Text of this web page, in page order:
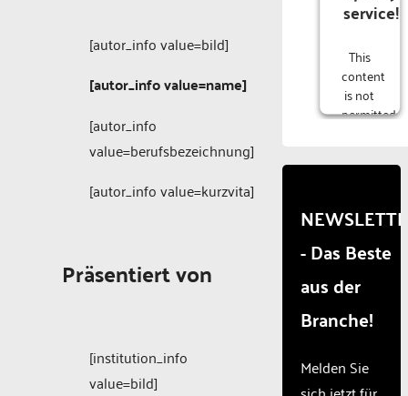
[autor_info value=bild]
[autor_info value=name]
[autor_info
value=berufsbezeichnung]
[autor_info value=kurzvita]
Präsentiert von
[institution_info
value=bild]
service!
This
content
is not
permitted
due to
that
are
not
disclosed
to the
The
owner
needs
- Das Beste
aus der
Branche!
Melden Sie